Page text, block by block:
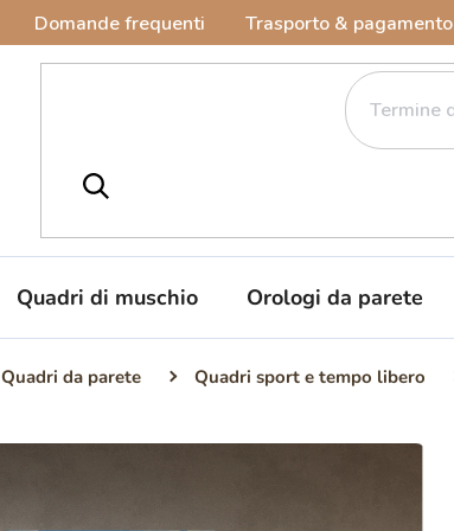
Domande frequenti Trasporto & pagamento
Quadri di muschio Orologi da parete
Quadri da parete Quadri sport e tempo libero